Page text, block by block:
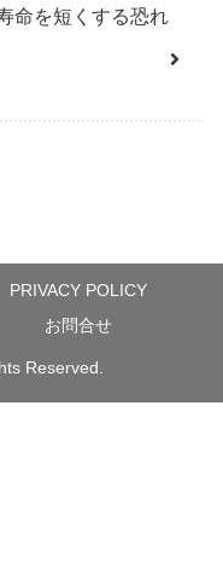
命を短くする恐れ
PRIVACY POLICY
お問合せ
Reserved.